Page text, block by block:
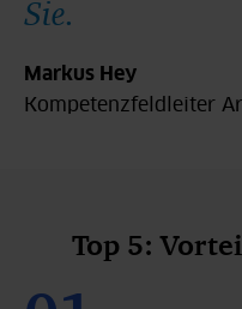
Sie.
Markus Hey
Kompetenzfeldleiter
Top 5: